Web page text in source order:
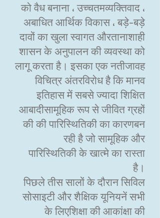
को वैध बनाना ، उच्चतमव्यक्तिवाद ،
अबाधित आर्थिक विकास ، बड़े-बड़े
दावों का खुला स्वागत औरतानाशाही
शासन के अनुपालन की व्यवस्था को
लागू करता है। इसका एक नतीजावह
विचित्र अंतरविरोध है कि मानव
इतिहास में सबसे ज्यादा शिक्षित
आबादीसामूहिक रूप से जीवित ग्रहों
की की पारिस्थितिकी का कारणबन
रही है जो सामूहिक और
पारिस्थितिकी के खात्मे का रास्ता
है।
पिछले तीस सालों के दौरान सिविल
सोसाइटी और शैक्षिक यूनियनें सभी
के लिएशिक्षा की आकांक्षा की